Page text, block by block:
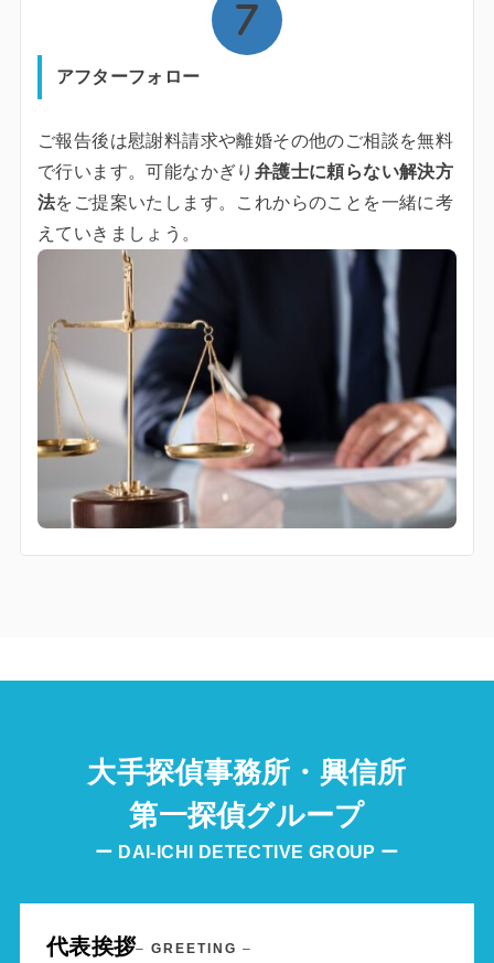
アフターフォロー
ご報告後は慰謝料請求や離婚その他のご相談を無料
で行います。可能なかぎり 弁護士に頼らない解決方
法をご提案いたします。これからのことを一緒に考
えていきましょう。
大手探偵事務所・興信所
第一探偵グループ
ー DAI-ICHI DETECTIVE GROUP ー
代表挨拶–GREETING –